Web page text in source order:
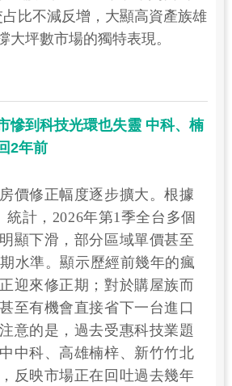
比不減反增，大顯高資產族雄
大坪數市場的獨特表現。
慘到科技光環也失靈 中科、楠
2年前
價修正幅度逐步擴大。根據
統計，2026年第1季全台多個
顯下滑，部分區域單價甚至
水準。顯示歷經前幾年的瘋
迎來修正期；對於購屋族而
至有機會直接省下一台進口
意的是，過去受惠科技業題
中科、高雄楠梓、新竹竹北
反映市場正在回吐過去幾年